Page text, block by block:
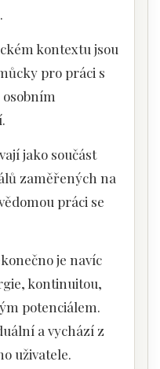
kontextu jsou
pro práci s
jako součást
zaměřených na
práci se
je navíc
kontinuitou,
potenciálem.
a vychází z
uživatele.